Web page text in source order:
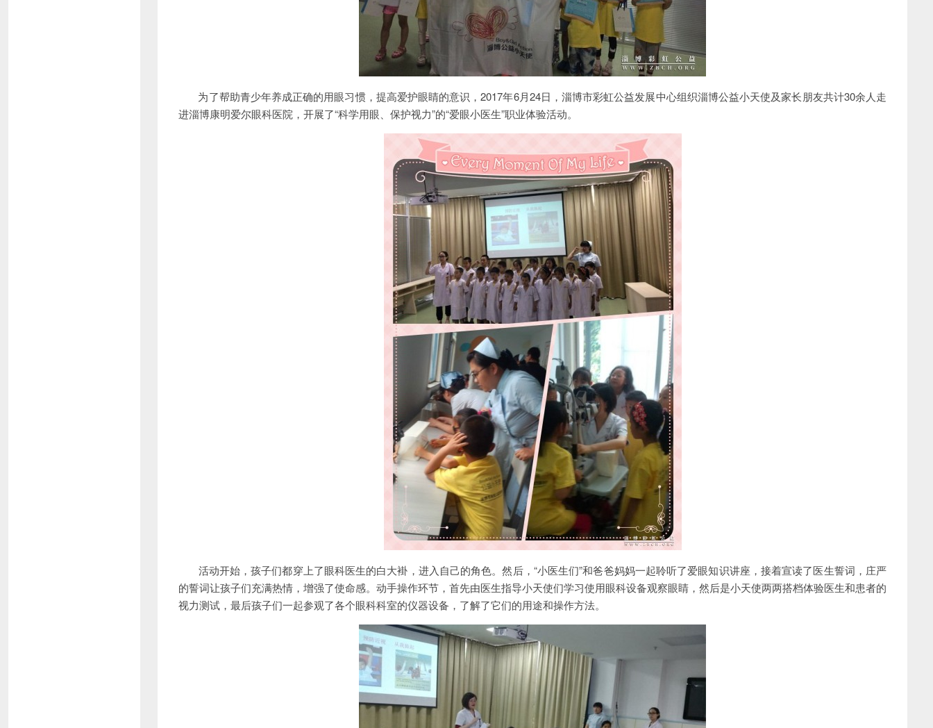
为了帮助青少年养成正确的用眼习惯，提高爱护眼睛的意识，2017年6月24日，淄博市彩虹公益发展中心组织淄博公益小天使及家长朋友共计30余人走
进淄博康明爱尔眼科医院，开展了“科学用眼、保护视力”的“爱眼小医生”职业体验活动。
活动开始，孩子们都穿上了眼科医生的白大褂，进入自己的角色。然后，“小医生们”和爸爸妈妈一起聆听了爱眼知识讲座，接着宣读了医生誓词，庄严
的誓词让孩子们充满热情，增强了使命感。动手操作环节，首先由医生指导小天使们学习使用眼科设备观察眼睛，然后是小天使两两搭档体验医生和患者的
视力测试，最后孩子们一起参观了各个眼科科室的仪器设备，了解了它们的用途和操作方法。